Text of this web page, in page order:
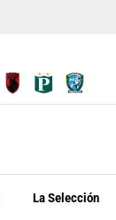
La Selección